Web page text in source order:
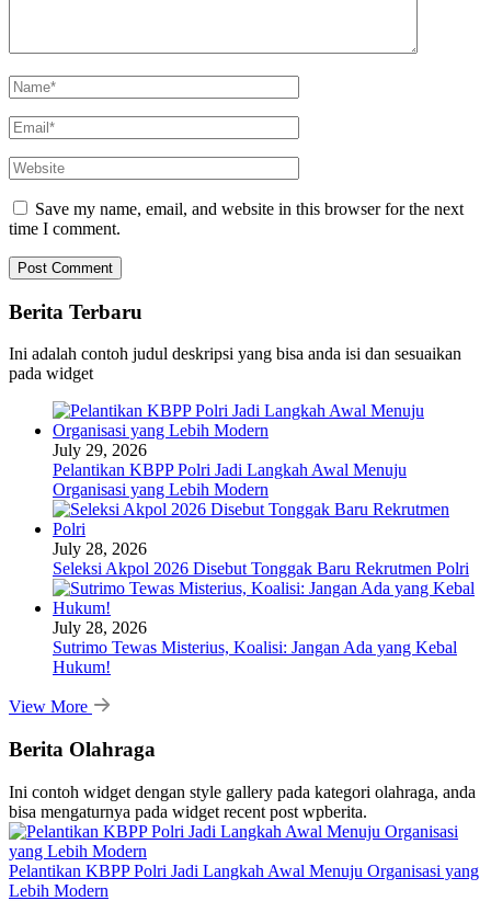
Save my name, email, and website in this browser for the next
time I comment.
Berita Terbaru
Ini adalah contoh judul deskripsi yang bisa anda isi dan sesuaikan
pada widget
July 29, 2026
Pelantikan KBPP Polri Jadi Langkah Awal Menuju
Organisasi yang Lebih Modern
July 28, 2026
Seleksi Akpol 2026 Disebut Tonggak Baru Rekrutmen Polri
July 28, 2026
Sutrimo Tewas Misterius, Koalisi: Jangan Ada yang Kebal
Hukum!
View More
Berita Olahraga
Ini contoh widget dengan style gallery pada kategori olahraga, anda
bisa mengaturnya pada widget recent post wpberita.
Pelantikan KBPP Polri Jadi Langkah Awal Menuju Organisasi yang
Lebih Modern